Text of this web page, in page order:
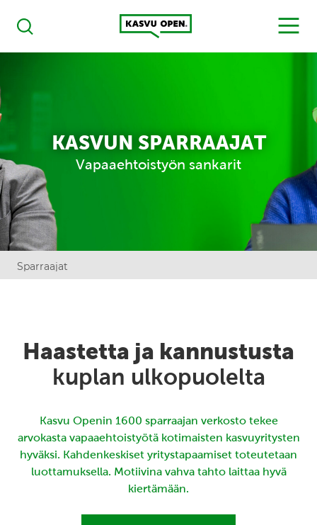
Haku
Kasvu Open
MENU
KASVUN SPARRAAJAT
Vapaaehtoistyön sankarit
Sparraajat
Haastetta ja kannustusta
kuplan ulkopuolelta
Kasvu Openin 1600 sparraajan verkosto tekee
arvokasta vapaaehtoistyötä kotimaisten kasvuyritysten
hyväksi. Kahdenkeskiset yritystapaamiset toteutetaan
luottamuksella. Motiivina vahva tahto laittaa hyvä
kiertämään.